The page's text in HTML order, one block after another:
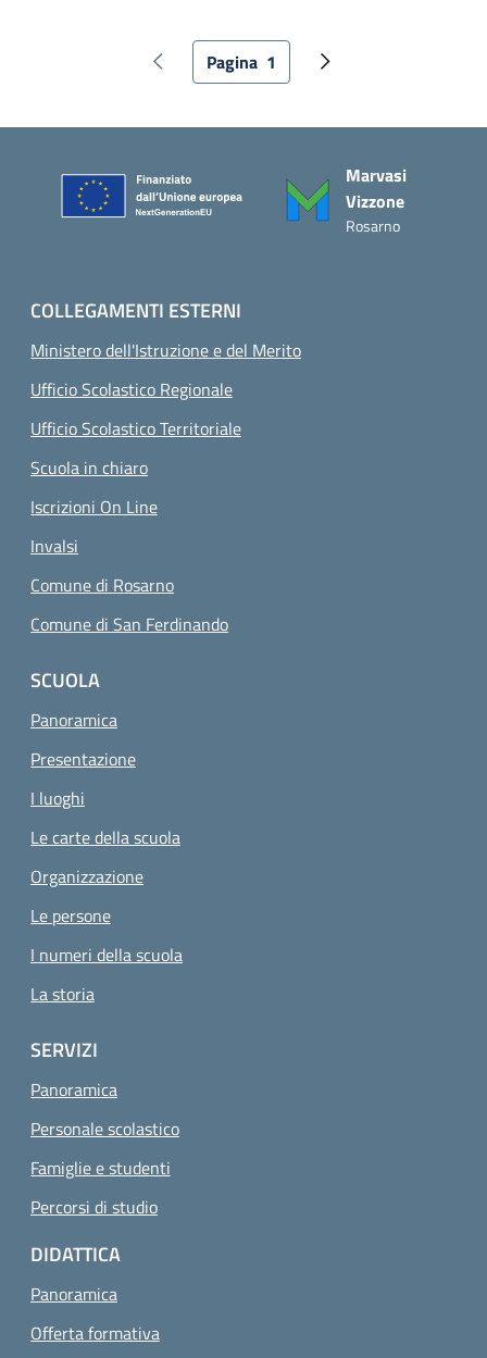
Paginazione
Pagina precedente
Pagina attuale
Pagina 1 Pagina successiva
Marvasi
Vizzone
Rosarno
COLLEGAMENTI ESTERNI
Ministero dell'Istruzione e del Merito
Ufficio Scolastico Regionale
Ufficio Scolastico Territoriale
Scuola in chiaro
Iscrizioni On Line
Invalsi
Comune di Rosarno
Comune di San Ferdinando
SCUOLA
Panoramica
Presentazione
I luoghi
Le carte della scuola
Organizzazione
Le persone
I numeri della scuola
La storia
SERVIZI
Panoramica
Personale scolastico
Famiglie e studenti
Percorsi di studio
DIDATTICA
Panoramica
Offerta formativa